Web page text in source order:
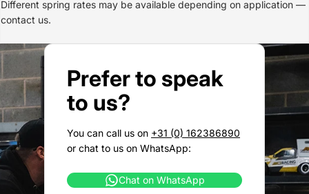
Different spring rates may be available depending on application —
contact us.
Prefer to speak
to us?
You can call us on +31 (0) 162386890
or chat to us on WhatsApp:
Chat on WhatsApp